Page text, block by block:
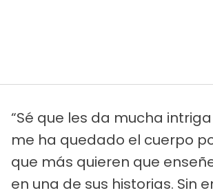
“Sé que les da mucha
me ha quedado el cuerpo
que más quieren que
en una de sus historias. Sin